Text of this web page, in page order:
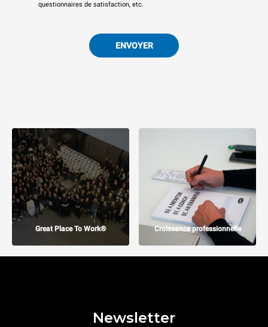
questionnaires de satisfaction, etc.
ENVOYER
Great Place To Work® Croissance professionnelle
Newsletter